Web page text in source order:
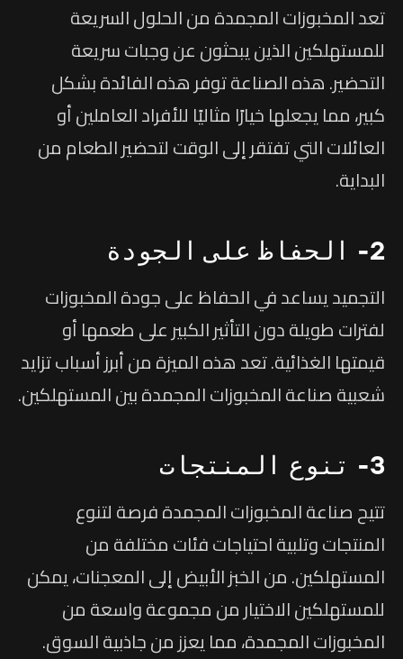
تعد المخبوزات المجمدة من الحلول السريعة
للمستهلكين الذين يبحثون عن وجبات سريعة
التحضير. هذه الصناعة توفر هذه الفائدة بشكل
كبير، مما يجعلها خيارًا مثاليًا للأفراد العاملين أو
العائلات التي تفتقر إلى الوقت لتحضير الطعام من
البداية.
2- الحفاظ على الجودة
التجميد يساعد في الحفاظ على جودة المخبوزات
لفترات طويلة دون التأثير الكبير على طعمها أو
قيمتها الغذائية. تعد هذه الميزة من أبرز أسباب تزايد
شعبية صناعة المخبوزات المجمدة بين المستهلكين.
3- تنوع المنتجات
تتيح صناعة المخبوزات المجمدة فرصة لتنوع
المنتجات وتلبية احتياجات فئات مختلفة من
المستهلكين. من الخبز الأبيض إلى المعجنات، يمكن
للمستهلكين الاختيار من مجموعة واسعة من
المخبوزات المجمدة، مما يعزز من جاذبية السوق.